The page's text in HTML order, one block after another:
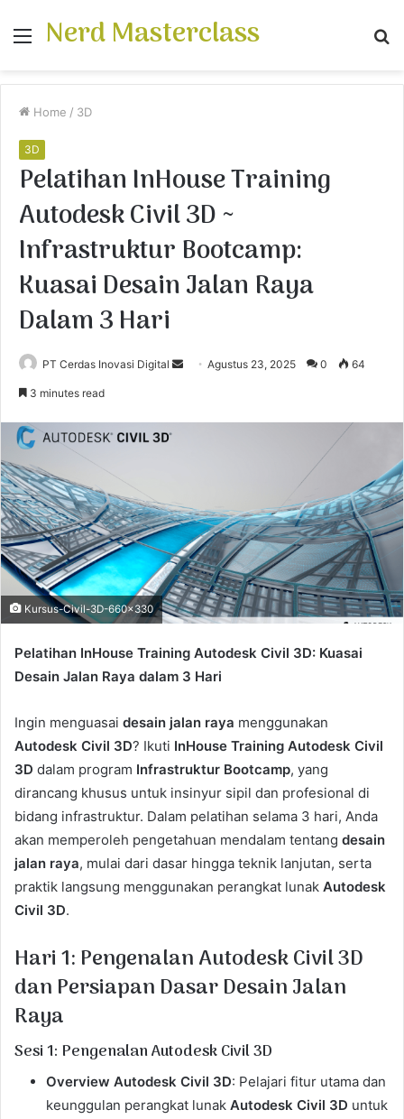
Menu
Nerd Masterclass
Home / 3D
3D
Pelatihan InHouse Training
Autodesk Civil 3D ~
Infrastruktur Bootcamp:
Kuasai Desain Jalan Raya
Dalam 3 Hari
PT Cerdas Inovasi Digital
m
i
l
Agustus 23, 2025 0 64
3 minutes read
Kursus-Civil-3D-660x330
Pelatihan InHouse Training Autodesk Civil 3D: Kuasai
Desain Jalan Raya dalam 3 Hari
Ingin menguasai desain jalan raya menggunakan
Autodesk Civil 3D? Ikuti InHouse Training Autodesk Civil
3D dalam program Infrastruktur Bootcamp, yang
dirancang khusus untuk insinyur sipil dan profesional di
bidang infrastruktur. Dalam pelatihan selama 3 hari, Anda
akan memperoleh pengetahuan mendalam tentang desain
jalan raya, mulai dari dasar hingga teknik lanjutan, serta
praktik langsung menggunakan perangkat lunak Autodesk
Civil 3D.
Hari 1: Pengenalan Autodesk Civil 3D
dan Persiapan Dasar Desain Jalan
Raya
Sesi 1: Pengenalan Autodesk Civil 3D
Overview Autodesk Civil 3D: Pelajari fitur utama dan
keunggulan perangkat lunak Autodesk Civil 3D untuk